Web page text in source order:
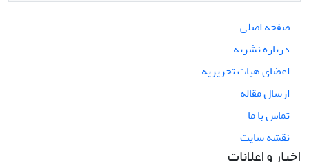
صفحه اصلی
درباره نشریه
اعضای هیات تحریریه
ارسال مقاله
تماس با ما
نقشه سایت
اخبار و اعلانات